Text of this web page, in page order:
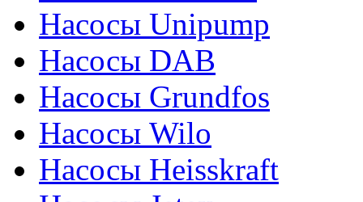
Насосы Unipump
Насосы DAB
Насосы Grundfos
Насосы Wilo
Насосы Heisskraft